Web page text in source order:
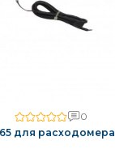
0
для расходомера